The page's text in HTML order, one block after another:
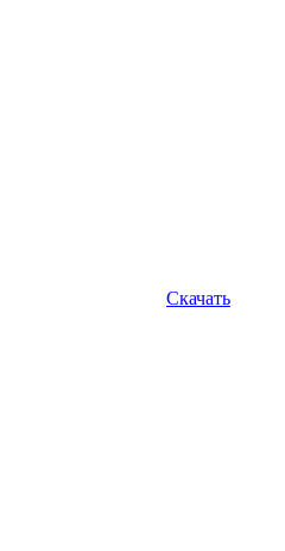
Скачать